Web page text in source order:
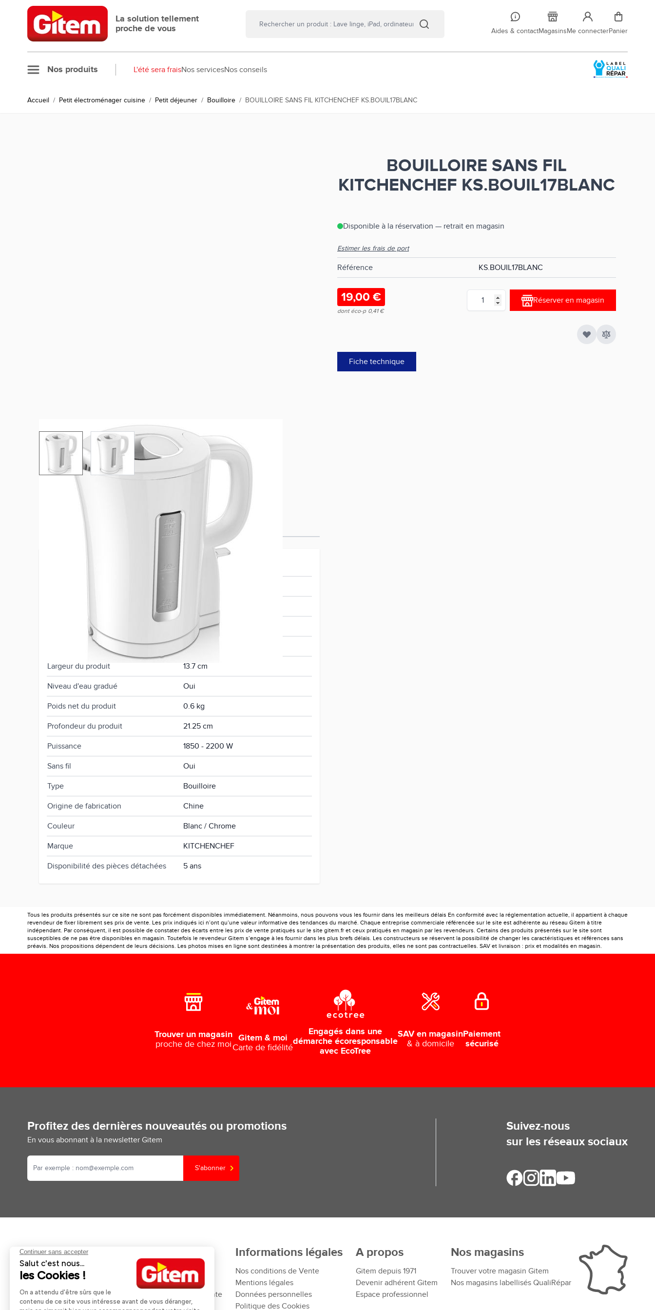
Allez au contenu
La solution tellement
proche de vous
Aides & contactMagasinsMe connecterPanier
Nos produits L'été sera fraisNos servicesNos conseils
Accueil / Petit électroménager cuisine / Petit déjeuner / Bouilloire / BOUILLOIRE SANS FIL KITCHENCHEF KS.BOUIL17BLANC
BOUILLOIRE SANS FIL
KITCHENCHEF KS.BOUIL17BLANC
View larger imageView larger image
Disponible à la réservation — retrait en magasin
Estimer les frais de port
Référence KS.BOUIL17BLANC
19,00 €
dont éco-p 0,41 €
Quantité
Réserver en magasin
Fiche technique
Plus d’information
Filtre anti calcaire Amovible
Hauteur du produit 23.7 cm
Largeur du produit 13.7 cm
Niveau d'eau gradué Oui
Poids net du produit 0.6 kg
Profondeur du produit 21.25 cm
Puissance 1850 - 2200 W
Sans fil Oui
Type Bouilloire
Origine de fabrication Chine
Couleur Blanc / Chrome
Marque KITCHENCHEF
Disponibilité des pièces détachées 5 ans
Tous les produits présentés sur ce site ne sont pas forcément disponibles immédiatement. Néanmoins, nous pouvons vous les fournir dans les meilleurs délais En conformité avec la réglementation actuelle, il appartient à chaque
revendeur de fixer librement ses prix de vente. Les prix indiqués ici n’ont qu’une valeur informative des tendances du marché. Chaque entreprise commerciale référencée sur le site est adhérente au réseau Gitem à titre
indépendant. Par conséquent, il est possible de constater des écarts entre les prix de vente pratiqués sur le site gitem.fr et ceux pratiqués en magasin par les revendeurs. Certains des produits présentés sur le site sont
susceptibles de ne pas être disponibles en magasin. Toutefois le revendeur Gitem s’engage à les fournir dans les plus brefs délais. Les constructeurs se réservent la possibilité de changer les caractéristiques et références sans
préavis. Nos propositions dépendent de leurs décisions. Les photos mises en ligne sont destinées à montrer la présentation des produits, elles ne sont pas contractuelles. SAV et livraison : prix et modalités en magasin.
Trouver un magasin
proche de chez moi
Gitem & moi
Carte de fidélité
Engagés dans une
démarche écoresponsable
avec EcoTree
SAV en magasin
& à domicile
Paiement
sécurisé
Profitez des dernières nouveautés ou promotions
En vous abonnant à la newsletter Gitem
S'abonner
Suivez-nous
sur les réseaux sociaux
Aides et informations
Retour et remboursement
Nos guides d'achat
Livraison et retrait
Pose et services
Financement
Service Après Vente
Informations légales
Nos conditions de Vente
Mentions légales
Données personnelles
Politique des Cookies
A propos
Gitem depuis 1971
Devenir adhérent Gitem
Espace professionnel
Nos magasins
Trouver votre magasin Gitem
Nos magasins labellisés QualiRépar